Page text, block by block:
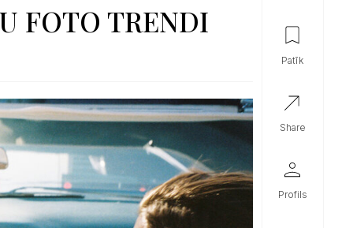
FOTO TRENDI
patīk
share
profils